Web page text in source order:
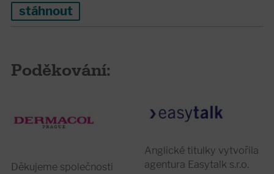
stáhnout
Poděkování:
Děkujeme společnosti
Anglické titulky vytvořila
agentura Easytalk s.r.o.